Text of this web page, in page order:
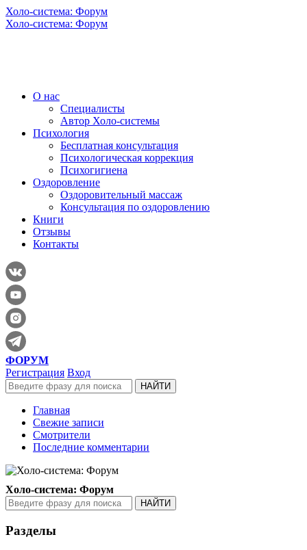
Холо-система: Форум
Холо-система: Форум
О нас
Специалисты
Автор Холо-системы
Психология
Бесплатная консультация
Психологическая коррекция
Психогигиена
Оздоровление
Оздоровительный массаж
Консультация по оздоровлению
Книги
Отзывы
Контакты
ФОРУМ
Регистрация Вход
Главная
Свежие записи
Смотрители
Последние комментарии
Холо-система: Форум
Разделы